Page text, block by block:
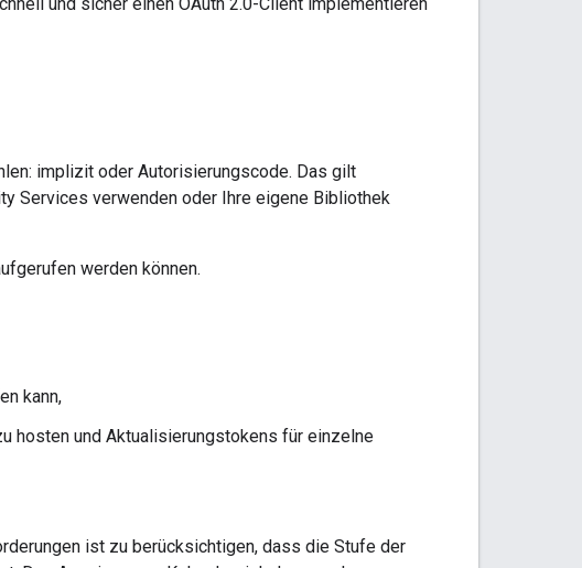
implizit oder Autorisierungscode. Das gilt
Services verwenden oder Ihre eigene Bibliothek
werden können.
kann,
hosten und Aktualisierungstokens für einzelne
ist zu berücksichtigen, dass die Stufe der